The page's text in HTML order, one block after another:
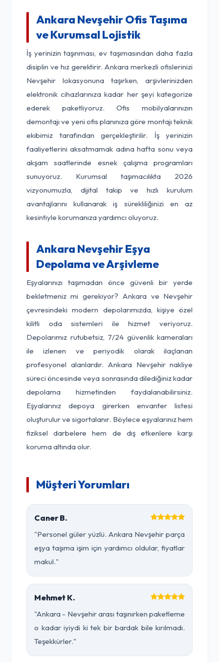
Ankara Nevşehir Ofis Taşıma
ve Kurumsal Lojistik
İş yerinizin taşınması, ev taşımasından daha fazla
disiplin ve hız gerektirir. Ankara merkezli ofislerinizi
Nevşehir lokasyonuna taşırken, arşivlerinizden
elektronik cihazlarınıza kadar her şeyi kategorize
ederek paketliyoruz. Ofis mobilyalarınızın
demontajı ve yeni ofis planınıza göre montajı teknik
ekibimiz tarafından gerçekleştirilir. İş yerinizin
faaliyetlerini aksatmamak adına hafta sonu veya
akşam saatlerinde esnek çalışma programları
sunuyoruz. Kurumsal taşımacılıkta 2026
vizyonumuzla, dijital takip ve hızlı kurulum
avantajlarını kullanarak iş sürekliliğinizi en az
kesintiyle korumanıza yardımcı oluyoruz.
Ankara Nevşehir Eşya
Depolama ve Arşivleme
Eşyalarınızı taşımadan önce güvenli bir yerde
bekletmeniz mi gerekiyor? Ankara ve Nevşehir
çevresindeki modern depolarımızda, kişiye özel
kilitli oda sistemleri ile hizmet veriyoruz.
Depolarımız rutubetsiz, 7/24 güvenlik kameraları
ile izlenen ve periyodik olarak ilaçlanan
profesyonel alanlardır. Ankara Nevşehir nakliye
süreci öncesinde veya sonrasında dilediğiniz kadar
depolama hizmetinden faydalanabilirsiniz.
Eşyalarınız depoya girerken envanter listesi
oluşturulur ve sigortalanır. Böylece eşyalarınız hem
fiziksel darbelere hem de dış etkenlere karşı
koruma altında olur.
Müşteri Yorumları
Caner B.
"Personel güler yüzlü. Ankara Nevşehir parça
eşya taşıma işim için yardımcı oldular, fiyatlar
makul."
Mehmet K.
"Ankara - Nevşehir arası taşınırken paketleme
o kadar iyiydi ki tek bir bardak bile kırılmadı.
Teşekkürler."